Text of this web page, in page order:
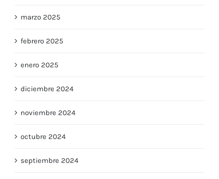
marzo 2025
febrero 2025
enero 2025
diciembre 2024
noviembre 2024
octubre 2024
septiembre 2024